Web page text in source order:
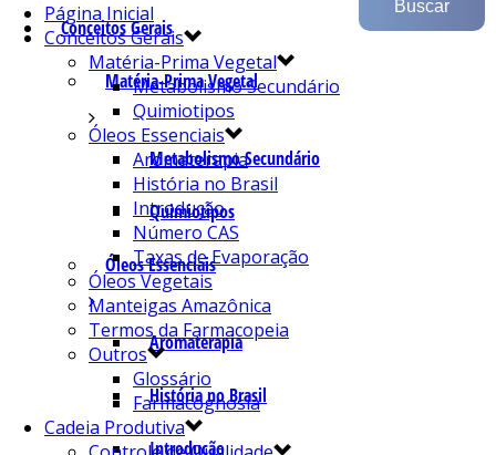
Conceitos Gerais
Matéria-Prima Vegetal
Metabolismo Secundário
Quimiotipos
Óleos Essenciais
Aromaterapia
História no Brasil
Introdução
Página Inicial
Conceitos Gerais
Matéria-Prima Vegetal
Metabolismo Secundário
Quimiotipos
Óleos Essenciais
Aromaterapia
História no Brasil
Introdução
Número CAS
Taxas de Evaporação
Óleos Vegetais
Manteigas Amazônica
Termos da Farmacopeia
Outros
Glossário
Farmacognosia
Cadeia Produtiva